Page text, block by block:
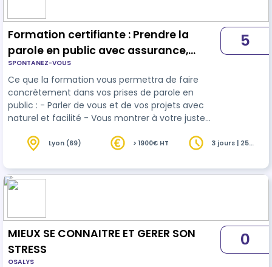
Formation certifiante : Prendre la
parole en public avec assurance,
pertinence et adaptabilité
SPONTANEZ-VOUS
Ce que la formation vous permettra de faire
concrètement dans vos prises de parole en
public : - Parler de vous et de vos projets avec
naturel et facilité - Vous montrer à votre juste
Concevoir des interventions claires,
Improviser avec pertinence et assurance en cas
d'imprévus En restant vous-même, bien entendu
5
Lyon (69) > 1900€ HT
3 jours | 25
MIEUX SE CONNAITRE ET GERER SON
STRESS
OSALYS
0